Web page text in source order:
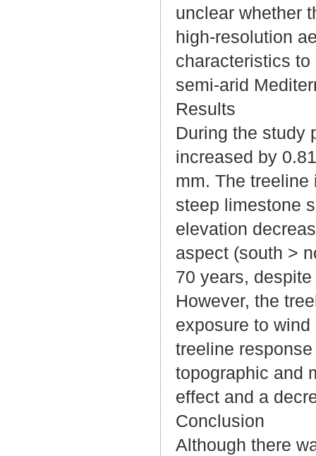
unclear whether
high-resolution
characteristics
semi-arid
Results
During the study
increased by
mm. The
steep limestone
elevation
aspect (south ​>
70 years,
However, the
exposure to
treeline
topographic and
effect and a
Conclusion
Although there